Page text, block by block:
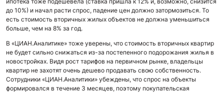
до 10%) и начал расти спрос, падение цен должно затормозиться. То
есть стоимость вторичных жилых объектов не должна уменьшиться
больше, чем на 8% за год.
В «ЦИАН.Аналитике» тоже уверены, что стоимость вторичных квартир
не будет сильно снижаться из-за постепенного подорожания жилья в
новостройках. Видя рост тарифов на первичном рынке, владельцы
квартир не захотят очень дешево продавать свою собственность.
Сотрудники «ЦИАН.Аналитики» убеждены, что спрос на объекты
формировался в течение 3 месяцев, поэтому покупательская